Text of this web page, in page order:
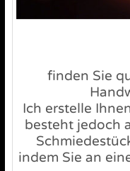
finden Sie
Ich erstelle
besteht jedoch
indem Sie an